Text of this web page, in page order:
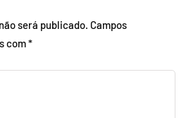
será publicado. Campos
com*